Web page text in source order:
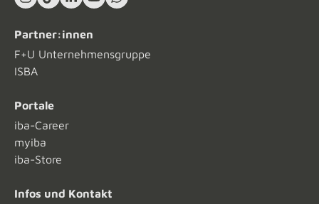
Instagram
TikTokLinkedIn In
YouTubeWhat's App
Partner:innen
F+U Unternehmensgruppe
ISBA
Portale
iba-Career
myiba
iba-Store
Infos und Kontakt